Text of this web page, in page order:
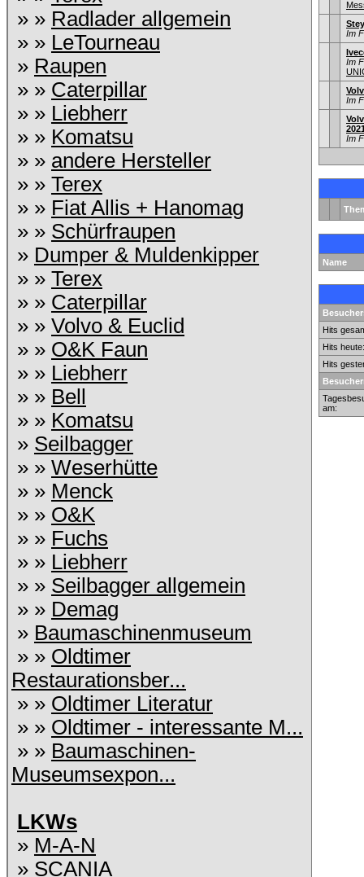
» » Radlader allgemein
» » LeTourneau
» Raupen
» » Caterpillar
» » Liebherr
» » Komatsu
» » andere Hersteller
» » Terex
» » Fiat Allis + Hanomag
» » Schürfraupen
» Dumper & Muldenkipper
» » Terex
» » Caterpillar
» » Volvo & Euclid
» » O&K Faun
» » Liebherr
» » Bell
» » Komatsu
» Seilbagger
» » Weserhütte
» » Menck
» » O&K
» » Fuchs
» » Liebherr
» » Seilbagger allgemein
» » Demag
» Baumaschinenmuseum
» » Oldtimer
Restaurationsber...
» » Oldtimer Literatur
» » Oldtimer - interessante M...
» » Baumaschinen-
Museumsexpon...
LKWs
» M-A-N
» SCANIA
Im
Im
Im
Im
Name
Hits
Hits heute:
Hits
am: